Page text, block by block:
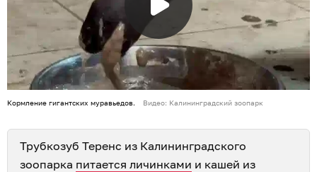
Кормление гигантских муравьедов. Видео: Калининградский зоопарк
Трубкозуб Теренс из Калининградского
зоопарка питается личинками и кашей из